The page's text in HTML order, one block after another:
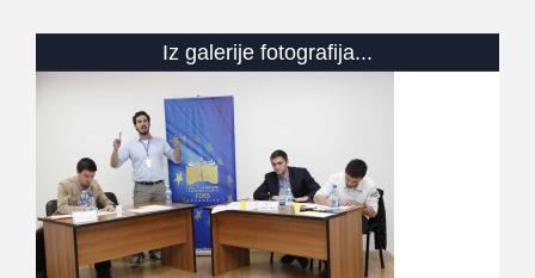
Iz galerije fotografija...